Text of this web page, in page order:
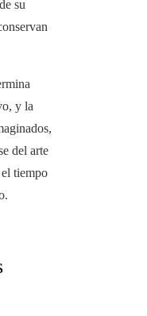
su
y la
del arte
tiempo